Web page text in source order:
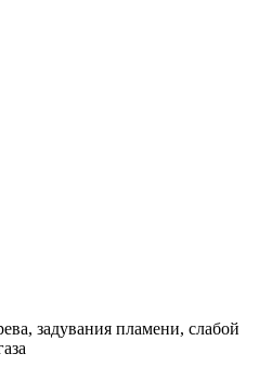
задувания пламени, слабой